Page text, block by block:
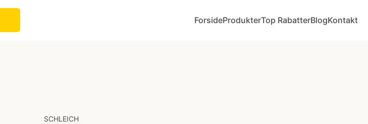
ForsideProdukterTop RabatterBlogKontakt
SCHLEICH